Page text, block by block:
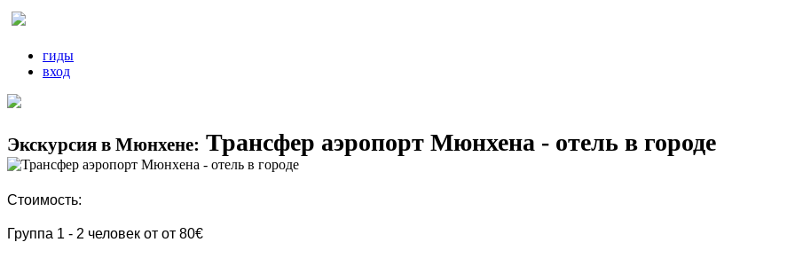
гиды
вход
Экскурсия в Мюнхене: Трансфер аэропорт Мюнхена - отель в городе
Стоимость:
Группа 1 - 2 человек от от 80€